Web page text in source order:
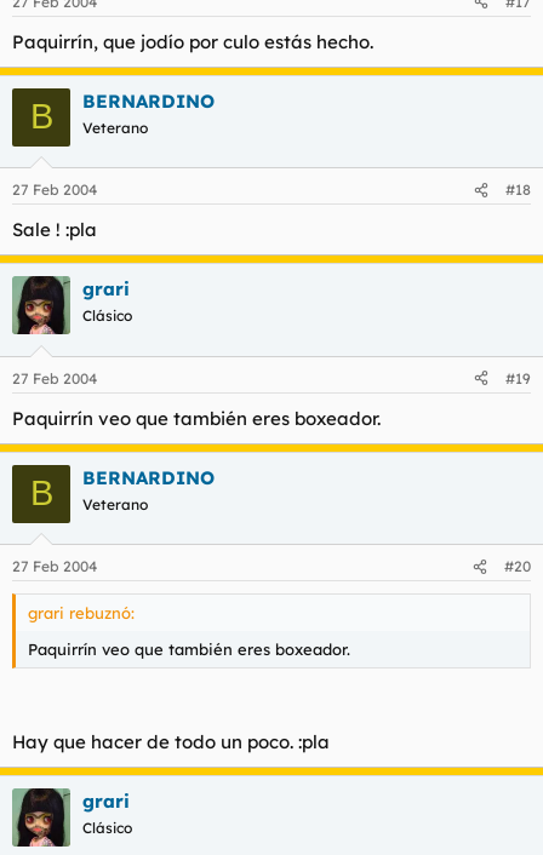
Paquirrín, que jodío por culo estás hecho.
B BERNARDINO
Veterano
27 Feb 2004 #18
Sale ! :pla
grari
Clásico
27 Feb 2004 #19
Paquirrín veo que también eres boxeador.
B BERNARDINO
Veterano
27 Feb 2004 #20
grari rebuznó:
Paquirrín veo que también eres boxeador.
Hay que hacer de todo un poco. :pla
grari
Clásico